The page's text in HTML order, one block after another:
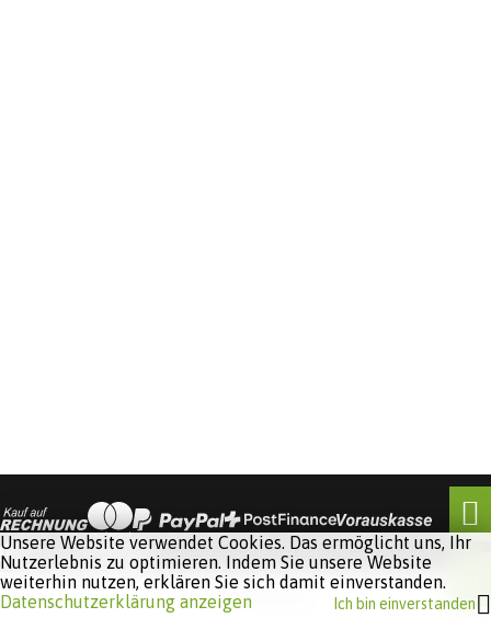
Software:
Unsere Website verwendet Cookies. Das ermöglicht uns, Ihr
Nutzerlebnis zu optimieren. Indem Sie unsere Website
weiterhin nutzen, erklären Sie sich damit einverstanden.
Datenschutzerklärung anzeigen
Ich bin einverstanden